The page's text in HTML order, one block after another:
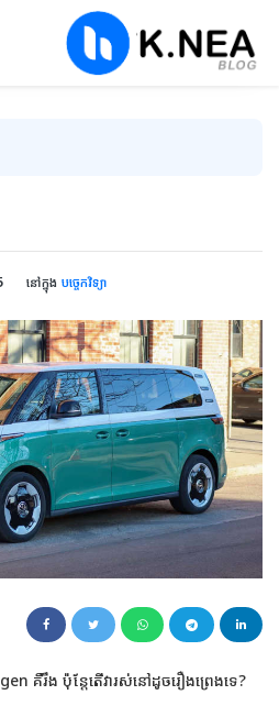
នៅក្នុង បច្ចេកវិទ្យា
គឺ​រឹង ប៉ុន្តែ​តើ​វា​រស់​នៅ​ដូច​រឿងព្រេង​ទេ?